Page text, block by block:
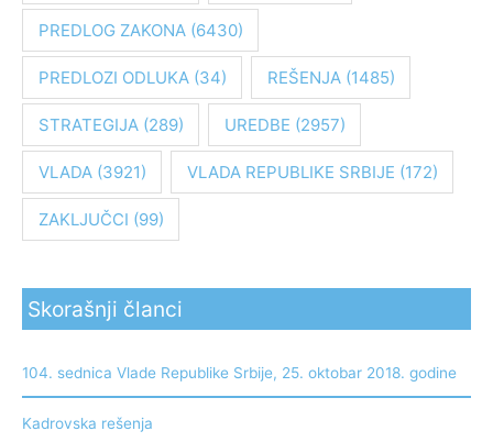
PREDLOG ZAKONA(6430)
PREDLOZI ODLUKA(34) REŠENJA(1485)
STRATEGIJA(289) UREDBE (2957)
VLADA(3921) VLADA REPUBLIKE SRBIJE (172)
ZAKLJUČCI (99)
Skorašnji članci
104. sednica Vlade Republike Srbije, 25. oktobar 2018. godine
Kadrovska rešenja